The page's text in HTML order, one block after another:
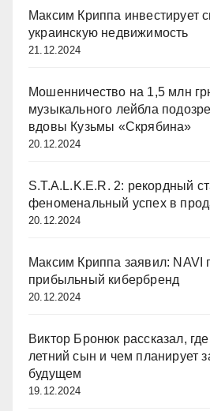
Максим Криппа инвестирует
украинскую недвижимость
21.12.2024
Мошенничество на 1,5 млн
музыкального лейбла
вдовы Кузьмы «Скрябина»
20.12.2024
S.T.A.L.K.E.R. 2: рекордный
феноменальный успех в
20.12.2024
Максим Криппа заявил: NAVI
прибыльный кибербренд
20.12.2024
Виктор Бронюк рассказал,
летний сын и чем планирует
будущем
19.12.2024